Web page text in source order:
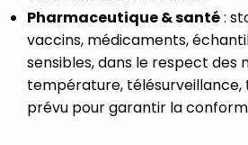
Pharmaceutique & santé:
vaccins, médicaments,
sensibles, dans le respect des
température,
prévu pour garantir la